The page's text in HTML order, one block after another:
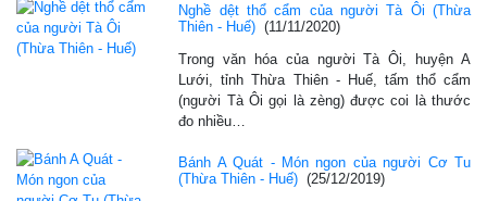
Nghề dệt thổ cẩm của người Tà Ôi (Thừa
Thiên - Huế) (11/11/2020)
Trong văn hóa của người Tà Ôi, huyện A
Lưới, tỉnh Thừa Thiên - Huế, tấm thổ cẩm
(người Tà Ôi gọi là zèng) được coi là thước
đo nhiều…
Bánh A Quát - Món ngon của người Cơ Tu
(Thừa Thiên - Huế) (25/12/2019)